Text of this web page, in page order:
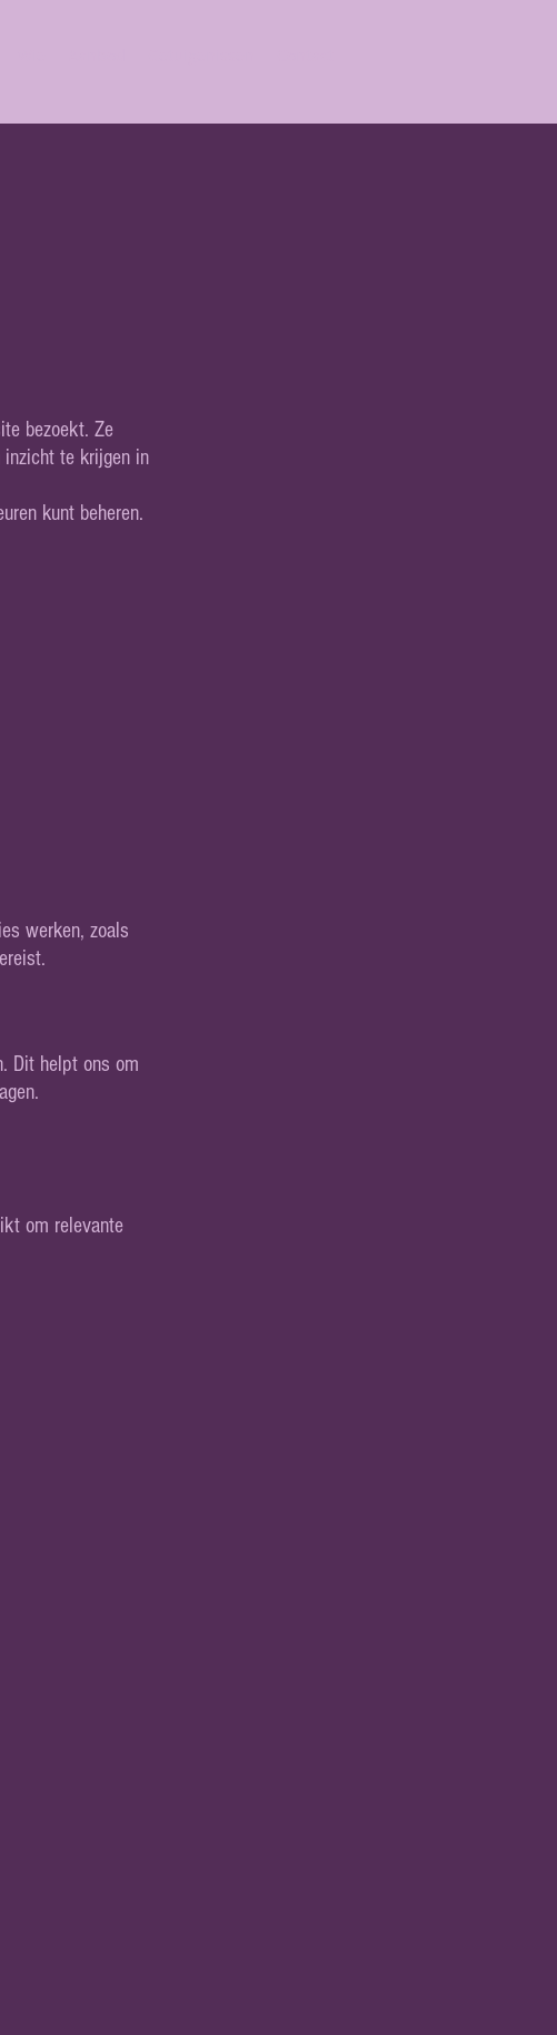
bezoekt. Ze
inzicht te krijgen in
kunt beheren.
werken, zoals
Dit helpt ons om
om relevante